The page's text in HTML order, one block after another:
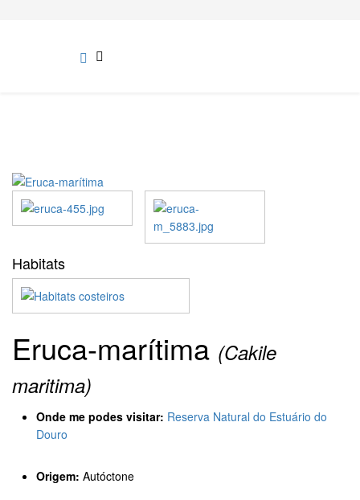
Habitats
Eruca-marítima (Cakile
maritima)
Onde me podes visitar: Reserva Natural do Estuário do
Douro
Origem: Autóctone